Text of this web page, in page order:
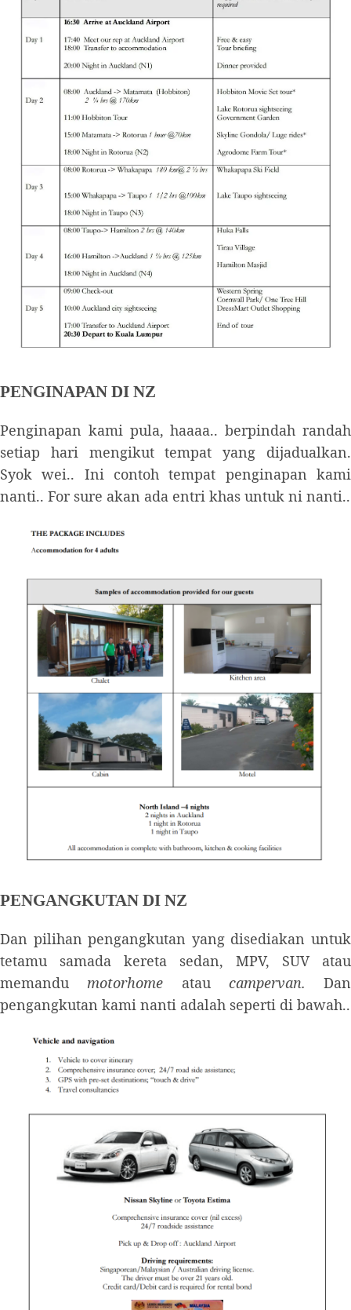
PENGINAPAN DI NZ
Penginapan kami pula, haaaa.. berpindah randah
setiap hari mengikut tempat yang dijadualkan.
Syok wei.. Ini contoh tempat penginapan kami
nanti.. For sure akan ada entri khas untuk ni nanti..
PENGANGKUTAN DI NZ
Dan pilihan pengangkutan yang disediakan untuk
tetamu samada kereta sedan, MPV, SUV atau
memandu motorhome atau campervan. Dan
pengangkutan kami nanti adalah seperti di bawah..